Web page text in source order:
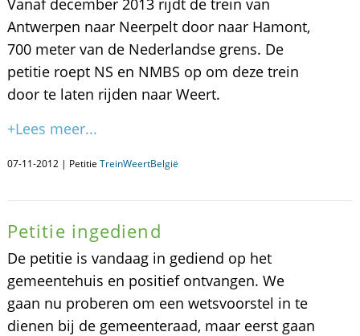
Vanaf december 2013 rijdt de trein van
Antwerpen naar Neerpelt door naar Hamont,
700 meter van de Nederlandse grens. De
petitie roept NS en NMBS op om deze trein
door te laten rijden naar Weert.
+Lees meer...
07-11-2012 | Petitie TreinWeertBelgië
Petitie ingediend
De petitie is vandaag in gediend op het
gemeentehuis en positief ontvangen. We
gaan nu proberen om een wetsvoorstel in te
dienen bij de gemeenteraad, maar eerst gaan